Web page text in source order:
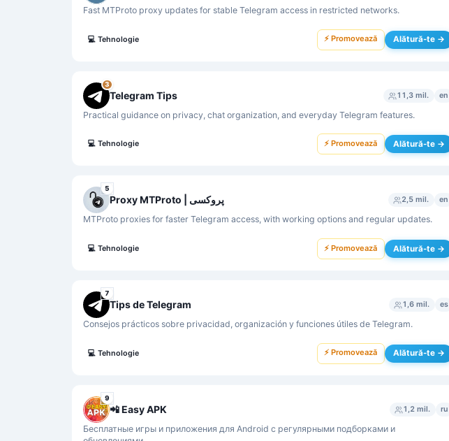
Fast MTProto proxy updates for stable Telegram access in restricted networks.
💻 Tehnologie ⚡ Promovează Alătură-te →
3
Telegram Tips 11,3 mil. en
Practical guidance on privacy, chat organization, and everyday Telegram features.
💻 Tehnologie ⚡ Promovează Alătură-te →
5
Proxy MTProto | پروکسی 2,5 mil. en
MTProto proxies for faster Telegram access, with working options and regular updates.
💻 Tehnologie ⚡ Promovează Alătură-te →
7
Tips de Telegram 1,6 mil. es
Consejos prácticos sobre privacidad, organización y funciones útiles de Telegram.
💻 Tehnologie ⚡ Promovează Alătură-te →
9
📲 Easy APK 1,2 mil. ru
Бесплатные игры и приложения для Android с регулярными подборками и